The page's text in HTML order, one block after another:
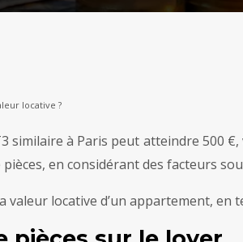
locative ?
à Paris peut atteindre 500
pièces, en considérant des facteurs
valeur locative d’un appartement,